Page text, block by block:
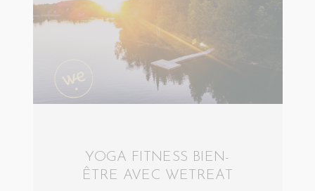
YOGA FITNESS BIEN-
ÊTRE AVEC WETREAT